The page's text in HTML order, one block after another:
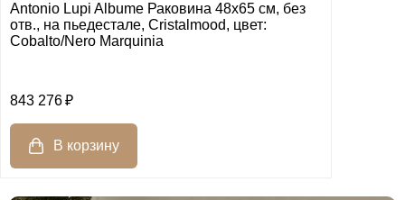
Antonio Lupi Albume Раковина 48х65 см, без
отв., на пьедестале, Cristalmood, цвет:
Cobalto/Nero Marquinia
843 276